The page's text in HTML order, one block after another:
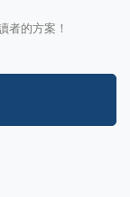
者的方案！